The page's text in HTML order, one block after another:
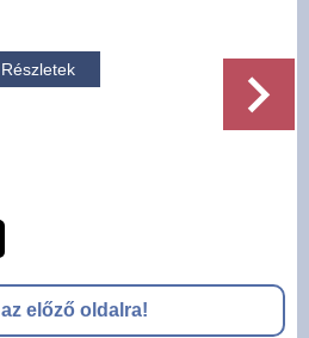
-
Részletek
előző oldalra!